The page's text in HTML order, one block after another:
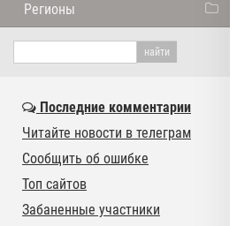
Регионы
Последние комментарии
Читайте новости в телеграм
Сообщить об ошибке
Топ сайтов
Забаненные участники